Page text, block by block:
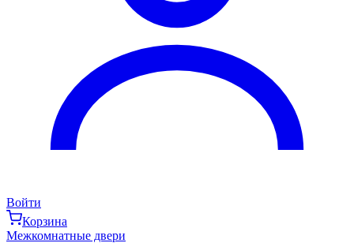
Войти
Корзина
Межкомнатные двери